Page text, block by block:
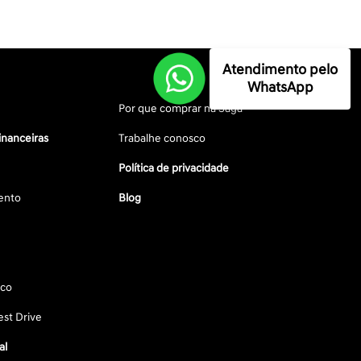
Drive
Por que comprar na Saga
Trabalhe conosco
Política de privacidade
Blog
Atendimento pelo
WhatsApp